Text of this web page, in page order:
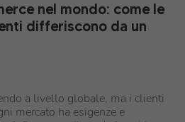
nel mondo: come le
differiscono da un
a livello globale, ma i clienti
mercato ha esigenze e